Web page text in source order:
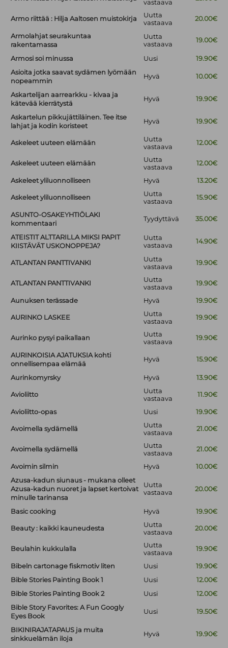
vastaava
Armo riittää : Hilja Aaltosen muistokirja
Uutta
vastaava
20.00€
Armolahjat seurakuntaa
rakentamassa
Uutta
vastaava
19.00€
Armosi soi minussa Uusi
19.90€
Asioita jotka saavat sydämen lyömään
nopeammin
Hyvä 10.00€
Askartelijan aarrearkku - kivaa ja
kätevää kierrätystä
Hyvä 19.90€
Askartelun pikkujättiläinen. Tee itse
lahjat ja kodin koristeet
Hyvä 19.90€
Askeleet uuteen elämään
Uutta
vastaava
12.00€
Askeleet uuteen elämään
Uutta
vastaava
12.00€
Askeleet yliluonnolliseen Hyvä 13.20€
Askeleet yliluonnolliseen
Uutta
vastaava
15.90€
ASUNTO-OSAKEYHTIÖLAKI
kommentaari
Tyydyttävä 35.00€
ATEISTIT ALTTARILLA MIKSI PAPIT
KIISTÄVÄT USKONOPPEJA?
Uutta
vastaava
14.90€
ATLANTAN PANTTIVANKI
Uutta
vastaava
19.90€
ATLANTAN PANTTIVANKI
Uutta
vastaava
19.90€
Aunuksen terässade Hyvä 19.90€
AURINKO LASKEE
Uutta
vastaava
19.90€
Aurinko pysyi paikallaan
Uutta
vastaava
19.90€
AURINKOISIA AJATUKSIA kohti
onnellisempaa elämää
Hyvä 15.90€
Aurinkomyrsky Hyvä 13.90€
Avioliitto
Uutta
vastaava
11.90€
Avioliitto-opas Uusi 19.90€
Avoimella sydämellä
Uutta
vastaava
21.00€
Avoimella sydämellä
Uutta
vastaava
21.00€
Avoimin silmin Hyvä
10.00€
Azusa-kadun siunaus - mukana olleet
Azusa-kadun nuoret ja lapset kertoivat
minulle tarinansa
Uutta
vastaava
20.00€
Basic cooking Hyvä 19.90€
Beauty : kaikki kauneudesta
Uutta
vastaava
20.00€
Beulahin kukkulalla
Uutta
vastaava
19.90€
Bibeln cartonage fiskmotiv liten Uusi
19.90€
Bible Stories Painting Book 1
Uusi
12.00€
Bible Stories Painting Book 2
Uusi
12.00€
Bible Story Favorites: A Fun Googly
Eyes Book
Uusi 19.50€
BIKINIRAJATAPAUS ja muita
sinkkuelämän iloja
Hyvä 19.90€